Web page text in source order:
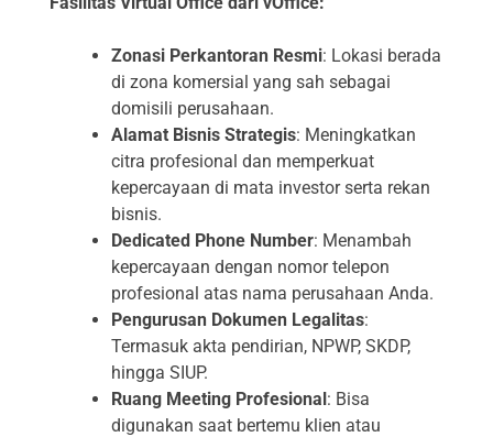
Zonasi Perkantoran Resmi: Lokasi berada
di zona komersial yang sah sebagai
domisili perusahaan.
Alamat Bisnis Strategis: Meningkatkan
citra profesional dan memperkuat
kepercayaan di mata investor serta rekan
bisnis.
Dedicated Phone Number: Menambah
kepercayaan dengan nomor telepon
profesional atas nama perusahaan Anda.
Pengurusan Dokumen Legalitas:
Termasuk akta pendirian, NPWP, SKDP,
hingga SIUP.
Ruang Meeting Profesional: Bisa
digunakan saat bertemu klien atau